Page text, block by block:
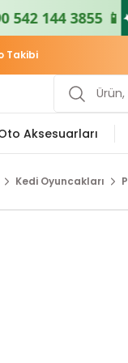
144 3855 📱
Takibi
Aksesuarları
Kedi Oyuncakları